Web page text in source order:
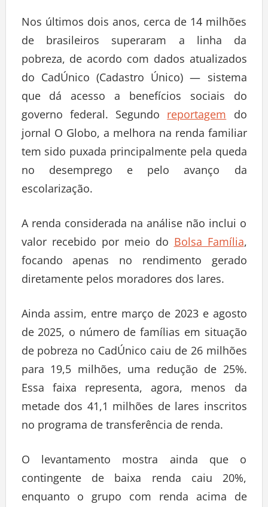
Nos últimos dois anos, cerca de 14 milhões
de brasileiros superaram a linha da
pobreza, de acordo com dados atualizados
do CadÚnico (Cadastro Único) — sistema
que dá acesso a benefícios sociais do
governo federal. Segundoreportagemdo
jornal O Globo, a melhora na renda familiar
tem sido puxada principalmente pela queda
no desemprego e pelo avanço da
escolarização.
A renda considerada na análise não inclui o
valor recebido por meio doBolsa Família,
focando apenas no rendimento gerado
diretamente pelos moradores dos lares.
Ainda assim, entre março de 2023 e agosto
de 2025, o número de famílias em situação
de pobreza no CadÚnico caiu de 26 milhões
para 19,5 milhões, uma redução de 25%.
Essa faixa representa, agora, menos da
metade dos 41,1 milhões de lares inscritos
no programa de transferência de renda.
O levantamento mostra ainda que o
contingente de baixa renda caiu 20%,
enquanto o grupo com renda acima de